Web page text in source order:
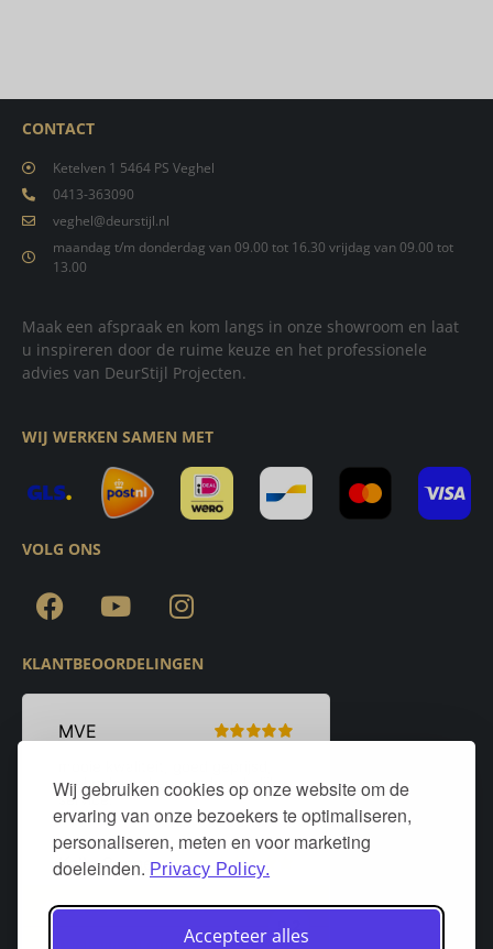
Wij gebruiken cookies op onze website om de
ervaring van onze bezoekers te optimaliseren,
personaliseren, meten en voor marketing
doeleinden. Privacy Policy.
Accepteer alles
CONTACT
Ketelven 1 5464 PS Veghel
0413-363090
veghel@deurstijl.nl
maandag t/m donderdag van 09.00 tot 16.30 vrijdag van 09.00 tot
13.00
Maak een afspraak en kom langs in onze showroom en laat
u inspireren door de ruime keuze en het professionele
advies van DeurStijl Projecten.
WIJ WERKEN SAMEN MET
VOLG ONS
KLANTBEOORDELINGEN